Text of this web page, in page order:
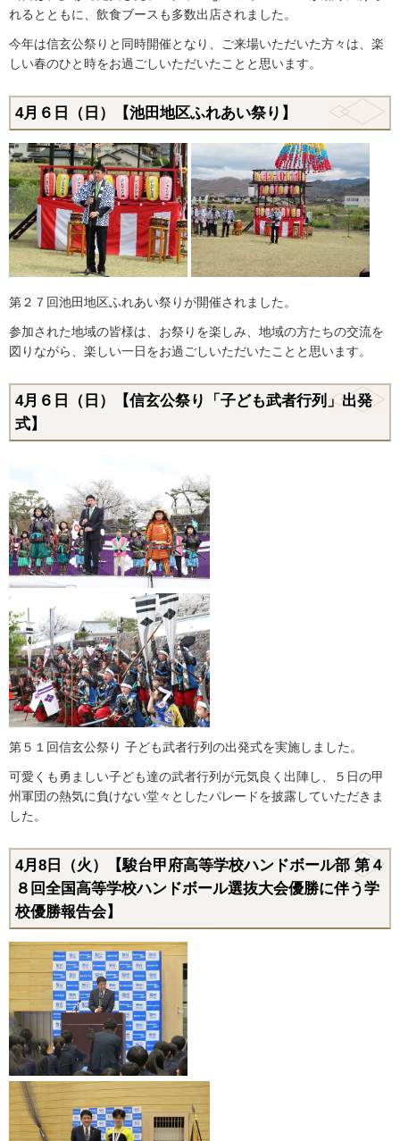
れるとともに、飲食ブースも多数出店されました。
今年は信玄公祭りと同時開催となり、ご来場いただいた方々は、楽
しい春のひと時をお過ごしいただいたことと思います。
4月６日（日）【池田地区ふれあい祭り】
第２７回池田地区ふれあい祭りが開催されました。
参加された地域の皆様は、お祭りを楽しみ、地域の方たちの交流を
図りながら、楽しい一日をお過ごしいただいたことと思います。
4月６日（日）【信玄公祭り「子ども武者行列」出発
式】
第５１回信玄公祭り 子ども武者行列の出発式を実施しました。
可愛くも勇ましい子ども達の武者行列が元気良く出陣し、５日の甲
州軍団の熱気に負けない堂々としたパレードを披露していただきま
した。
4月8日（火）【駿台甲府高等学校ハンドボール部 第４
８回全国高等学校ハンドボール選抜大会優勝に伴う学
校優勝報告会】